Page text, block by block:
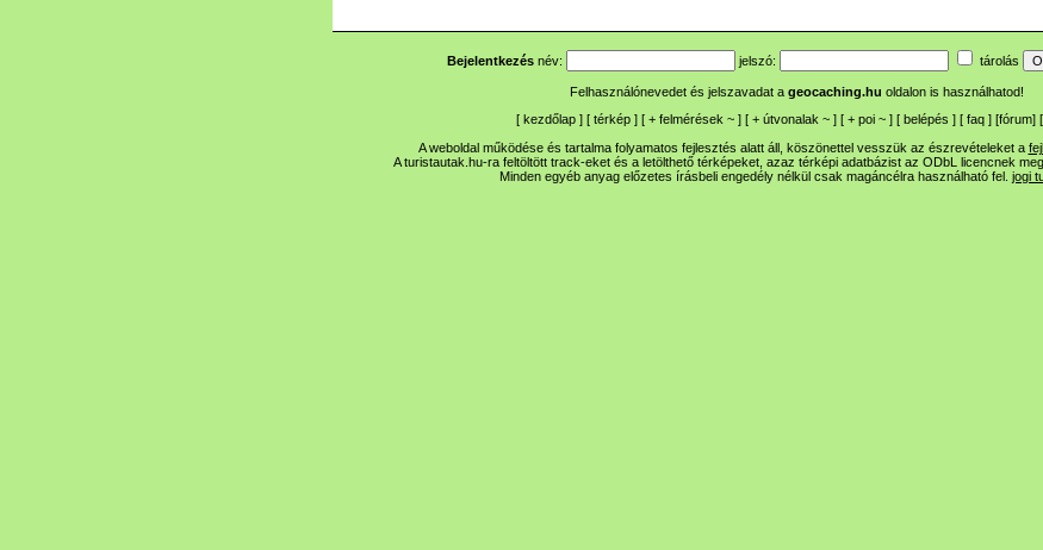
Bejelentkezés név: jelszó: tárolás
Felhasználónevedet és jelszavadat a geocaching.hu oldalon is használhatod!
[ kezdőlap ] [ térkép ] [ + felmérések ~ ] [ + útvonalak ~ ] [ + poi ~ ] [ belépés ] [ faq ] [fórum] [
A weboldal működése és tartalma folyamatos fejlesztés alatt áll, köszönettel vesszük az észrevételeket a
A turistautak.hu-ra feltöltött track-eket és a letölthető térképeket, azaz térképi adatbázist az ODbL licencnek
Minden egyéb anyag előzetes írásbeli engedély nélkül csak magáncélra használható fel. jogi